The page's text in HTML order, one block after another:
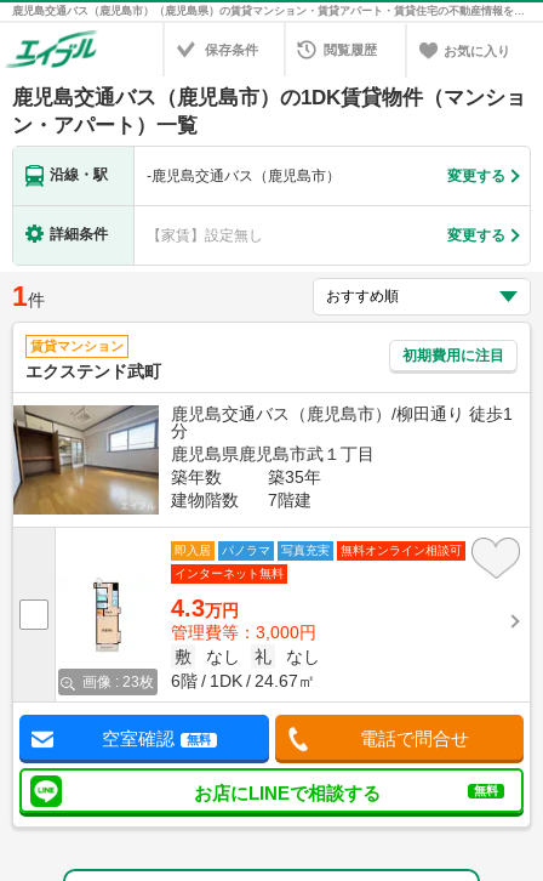
鹿児島交通バス（鹿児島市）（鹿児島県）の賃貸マンション・賃貸アパート・賃貸住宅の不動産情報を検索！不動産賃貸の物件探しは、お部屋探しのエイブル
保存条件 閲覧履歴 お気に入り
鹿児島交通バス（鹿児島市）の1DK賃貸物件（マンショ
ン・アパート）一覧
沿線・駅 -鹿児島交通バス（鹿児島市） 変更する
詳細条件 【家賃】設定無し 変更する
1件
賃貸マンション
エクステンド武町
初期費用に注目
鹿児島交通バス（鹿児島市）/柳田通り 徒歩1
分
鹿児島県鹿児島市武１丁目
築年数
築35年
建物階数
7階建
画像 : 23枚
即入居 パノラマ 写真充実
無料オンライン相談可
インターネット無料
4.3万円
管理費等：3,000円
敷
なし 礼
なし
6階
1DK 24.67㎡
空室確認 無料 電話で問合せ
お店にLINEで相談する 無料